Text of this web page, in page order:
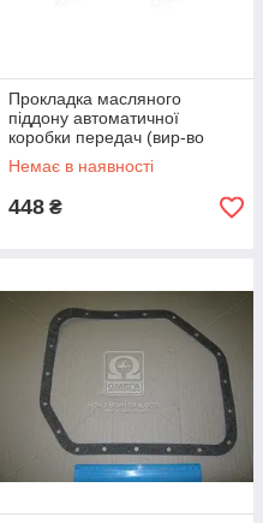
Прокладка масляного
піддону автоматичної
коробки передач (вир-во
MEYLE) 100 321 0004 UA51
Немає в наявності
448 ₴